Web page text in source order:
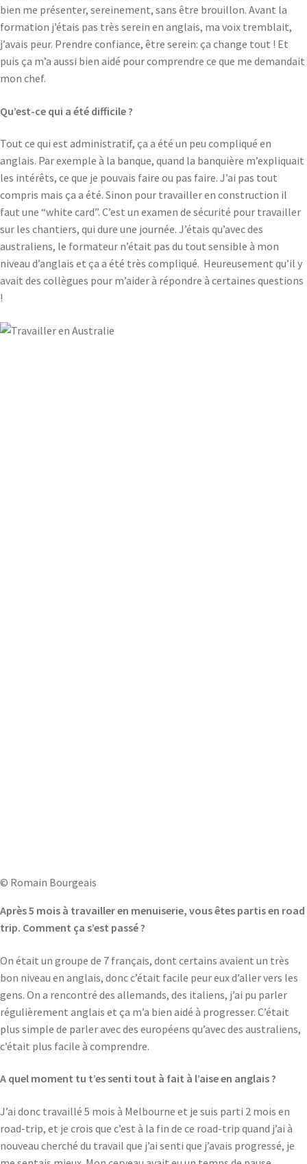
bien me présenter, sereinement, sans être brouillon. Avant la
formation j’étais pas très serein en anglais, ma voix tremblait,
j’avais peur. Prendre confiance, être serein: ça change tout ! Et
puis ça m’a aussi bien aidé pour comprendre ce que me demandait
mon chef.
Qu’est-ce qui a été difficile ?
Tout ce qui est administratif, ça a été un peu compliqué en
anglais. Par exemple à la banque, quand la banquière m’expliquait
les intérêts, ce que je pouvais faire ou pas faire. J’ai pas tout
compris mais ça a été. Sinon pour travailler en construction il
faut une “white card”. C’est un examen de sécurité pour travailler
sur les chantiers, qui dure une journée. J’étais qu’avec des
australiens, le formateur n’était pas du tout sensible à mon
niveau d’anglais et ça a été très compliqué. Heureusement qu’il y
avait des collègues pour m’aider à répondre à certaines questions
!
© Romain Bourgeais
Après 5 mois à travailler en menuiserie, vous êtes partis en road
trip. Comment ça s’est passé ?
On était un groupe de 7 français, dont certains avaient un très
bon niveau en anglais, donc c’était facile peur eux d’aller vers les
gens. On a rencontré des allemands, des italiens, j’ai pu parler
régulièrement anglais et ça m’a bien aidé à progresser. C’était
plus simple de parler avec des européens qu’avec des australiens,
c’était plus facile à comprendre.
A quel moment tu t’es senti tout à fait à l’aise en anglais ?
J’ai donc travaillé 5 mois à Melbourne et je suis parti 2 mois en
road-trip, et je crois que c’est à la fin de ce road-trip quand j’ai à
nouveau cherché du travail que j’ai senti que j’avais progressé, je